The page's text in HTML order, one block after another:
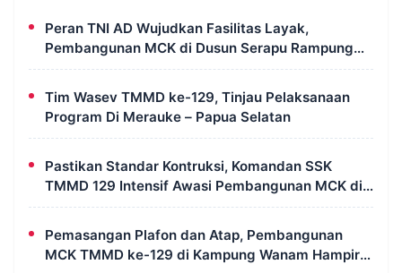
Peran TNI AD Wujudkan Fasilitas Layak,
Pembangunan MCK di Dusun Serapu Rampung
Dikerjakan
Tim Wasev TMMD ke-129, Tinjau Pelaksanaan
Program Di Merauke – Papua Selatan
Pastikan Standar Kontruksi, Komandan SSK
TMMD 129 Intensif Awasi Pembangunan MCK di
Wanam
Pemasangan Plafon dan Atap, Pembangunan
MCK TMMD ke-129 di Kampung Wanam Hampir